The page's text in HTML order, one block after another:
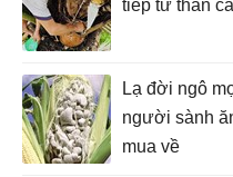
tiếp từ thân
Lạ đời ngô
người sành
mua về